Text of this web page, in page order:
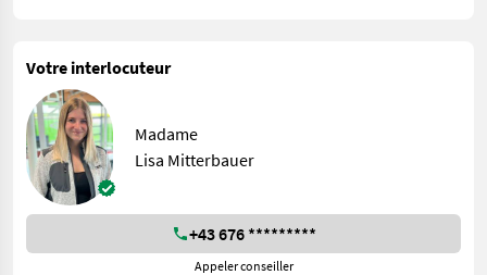
Votre interlocuteur
Madame
Lisa Mitterbauer
+43 676 *********
Appeler conseiller